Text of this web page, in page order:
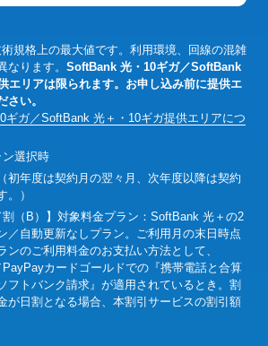
規格上の最大値です。利用環境、回線の混雑
なります。 SoftBank 光・10ギガ／SoftBank
エリアは限られます。お申し込み前に提供エ
さい。
ギガ／SoftBank 光＋・10ギガ提供エリアにつ
選択時
初年度は契約月の翌々月、次年度以降は契約
。）
割（B）】対象料金プラン：SoftBank 光＋の2
／自動更新なしプラン。ご利用月の末日時点
ンのご利用料金のお支払い方法として、
カードゴールドでの『携帯電話と合算
フトバンク請求』が適用されているとき。割
が日割となる場合、本割引サービスの割引額